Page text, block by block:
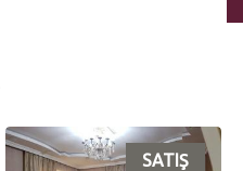
SATIŞ